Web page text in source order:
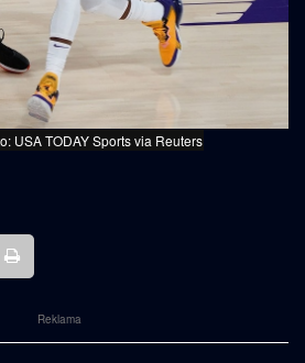
USA TODAY Sports via Reuters
Reklama